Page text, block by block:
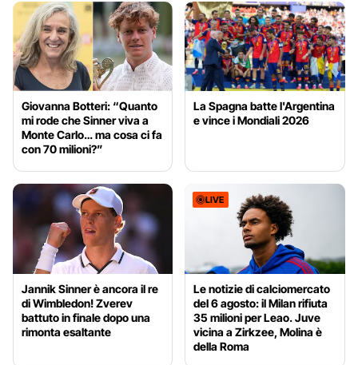
Giovanna Botteri: “Quanto
mi rode che Sinner viva a
Monte Carlo… ma cosa ci fa
con 70 milioni?”
La Spagna batte l'Argentina
e vince i Mondiali 2026
Jannik Sinner è ancora il re
di Wimbledon! Zverev
battuto in finale dopo una
rimonta esaltante
LIVE
Le notizie di calciomercato
del 6 agosto: il Milan rifiuta
35 milioni per Leao. Juve
vicina a Zirkzee, Molina è
della Roma